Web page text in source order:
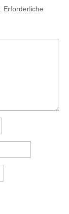
Erforderliche